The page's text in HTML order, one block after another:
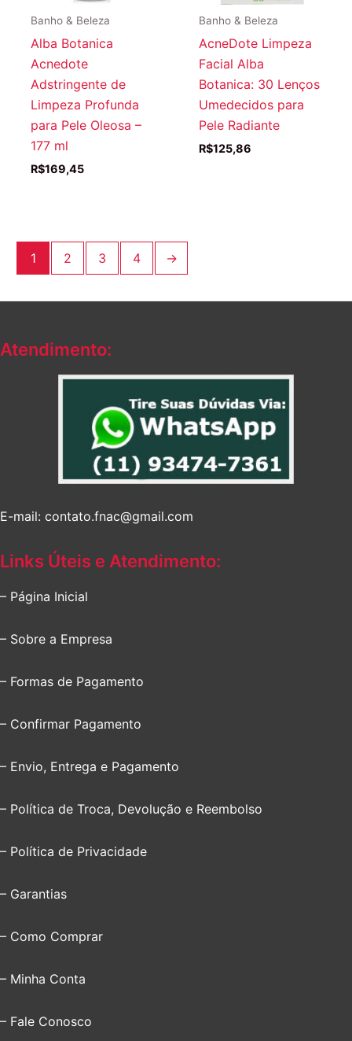
Banho & Beleza
Alba Botanica
Acnedote
Adstringente de
Limpeza Profunda
para Pele Oleosa –
177 ml
R$169,45
Banho & Beleza
AcneDote Limpeza
Facial Alba
Botanica: 30 Lenços
Umedecidos para
Pele Radiante
R$125,86
1 2 3 4 →
Atendimento:
E-mail: contato.fnac@gmail.com
Links Úteis e Atendimento:
– Página Inicial
– Sobre a Empresa
– Formas de Pagamento
– Confirmar Pagamento
– Envio, Entrega e Pagamento
– Política de Troca, Devolução e Reembolso
– Política de Privacidade
– Garantias
– Como Comprar
– Minha Conta
– Fale Conosco